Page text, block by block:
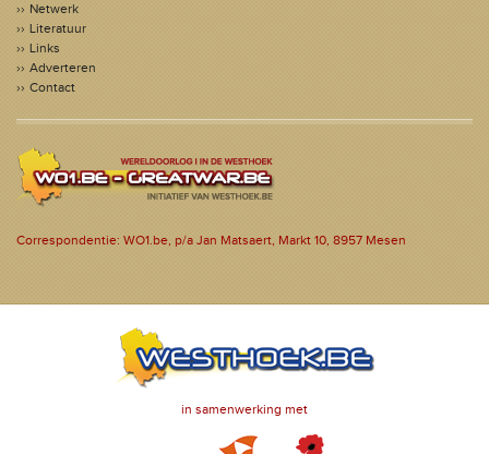
Netwerk
Literatuur
Links
Adverteren
Contact
Correspondentie: WO1.be, p/a Jan Matsaert, Markt 10, 8957 Mesen
in samenwerking met